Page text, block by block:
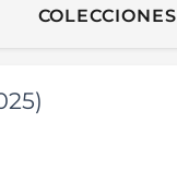
COLECCIONES